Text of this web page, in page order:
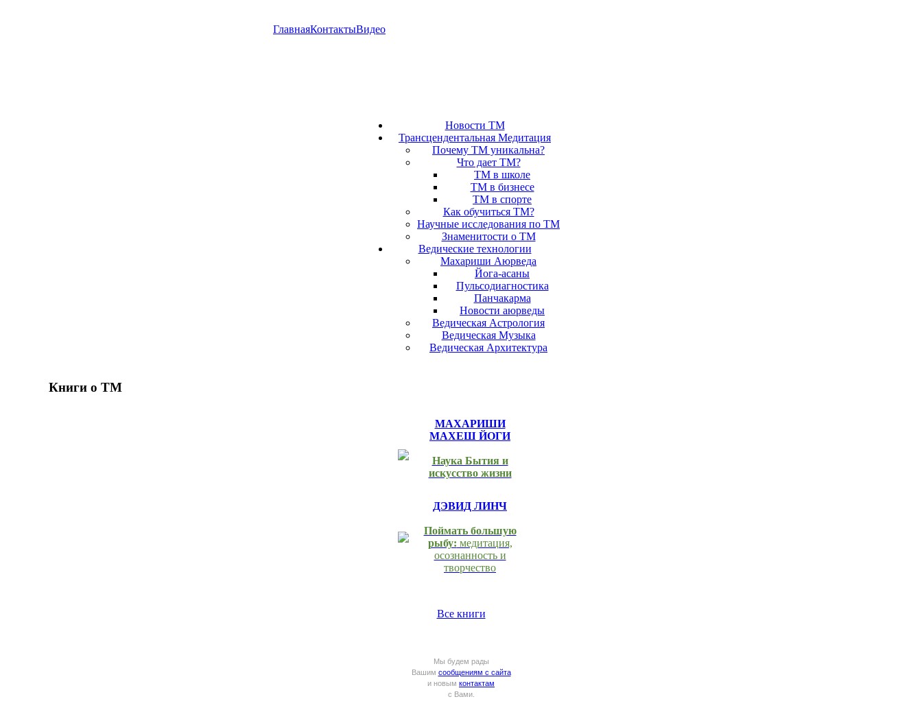
ГлавнаяКонтактыВидео
Новости ТМ
Трансцендентальная Медитация
Почему ТМ уникальна?
Что дает ТМ?
ТМ в школе
ТМ в бизнесе
ТМ в спорте
Как обучиться ТМ?
Научные исследования по ТМ
Знаменитости о ТМ
Ведические технологии
Махариши Аюрведа
Йога-асаны
Пульсодиагностика
Панчакарма
Новости аюрведы
Ведическая Астрология
Ведическая Музыка
Ведическая Архитектура
Книги о ТМ
МАХАРИШИ
МАХЕШ ЙОГИ
Наука Бытия и
искусство жизни
ДЭВИД ЛИНЧ
Поймать большую
рыбу: медитация,
осознанность и
творчество
Все книги
Мы будем рады
Вашим сообщениям с сайта
и новым контактам
с Вами.